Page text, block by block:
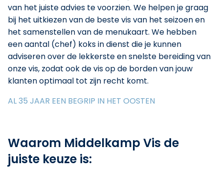
van het juiste advies te voorzien. We helpen je graag
bij het uitkiezen van de beste vis van het seizoen en
het samenstellen van de menukaart. We hebben
een aantal (chef) koks in dienst die je kunnen
adviseren over de lekkerste en snelste bereiding van
onze vis, zodat ook de vis op de borden van jouw
klanten optimaal tot zijn recht komt.
AL 35 JAAR EEN BEGRIP IN HET OOSTEN
Waarom Middelkamp Vis de
juiste keuze is: